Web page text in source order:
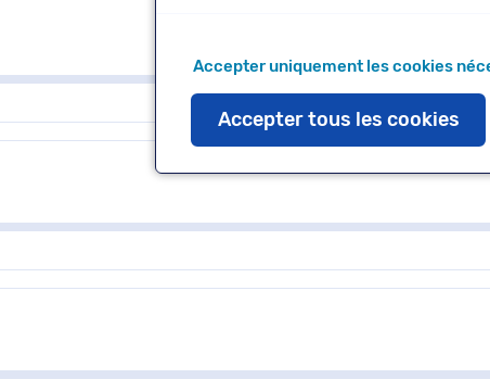
Accepter uniquement les cookies
Accepter tous les cookies